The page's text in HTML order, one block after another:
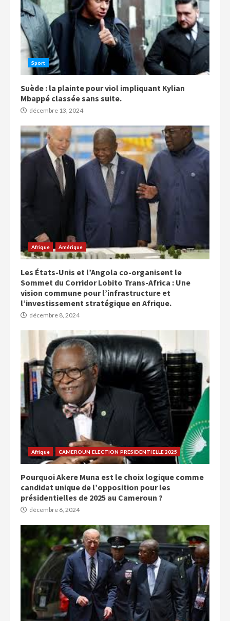
Sport
Suède : la plainte pour viol impliquant Kylian
Mbappé classée sans suite.
décembre 13, 2024
Afrique Amérique
Les États-Unis et l’Angola co-organisent le
Sommet du Corridor Lobito Trans-Africa : Une
vision commune pour l’infrastructure et
l’investissement stratégique en Afrique.
décembre 8, 2024
Afrique CAMEROUN ELECTION PRESIDENTIELLE 2025
Pourquoi Akere Muna est le choix logique comme
candidat unique de l’opposition pour les
présidentielles de 2025 au Cameroun ?
décembre 6, 2024